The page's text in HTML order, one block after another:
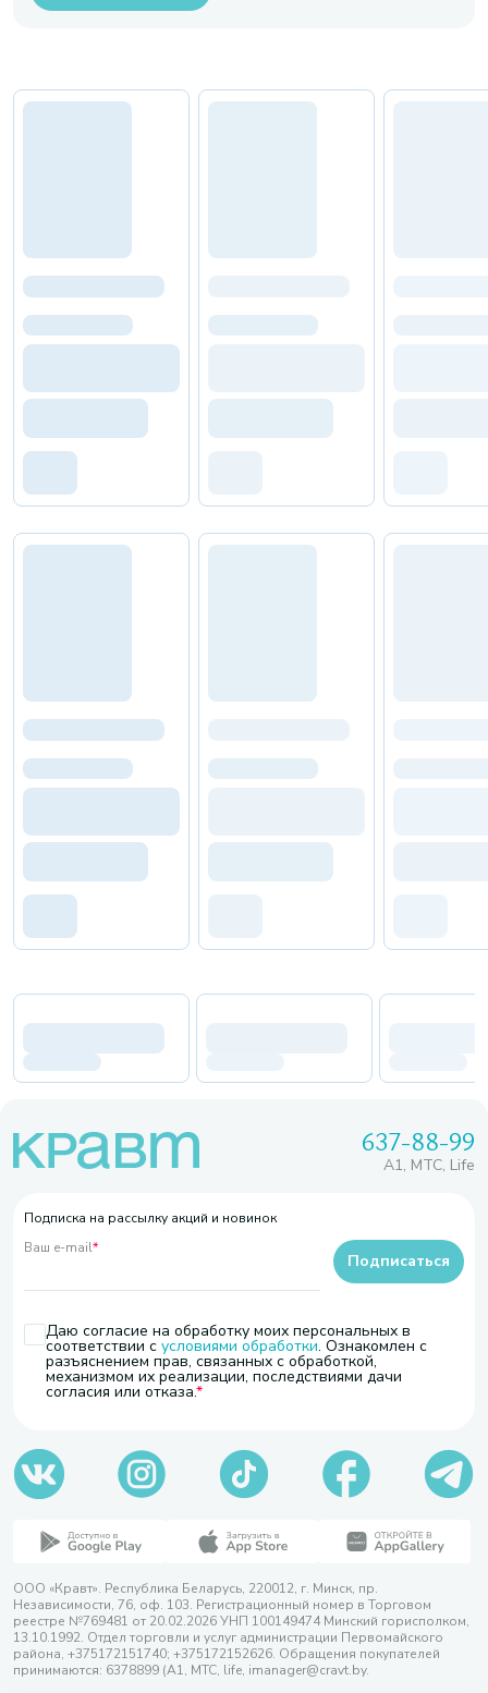
637-88-99
A1, МТС, Life
Подписка на рассылку акций и новинок
Ваш e-mail*
Даю согласие на обработку моих персональных в
соответствии с условиями обработки. Ознакомлен с
разъяснением прав, связанных с обработкой,
механизмом их реализации, последствиями дачи
согласия или отказа.
Подписаться
ООО «Кравт». Республика Беларусь, 220012, г. Минск, пр.
Независимости, 76, оф. 103. Регистрационный номер в Торговом
реестре №769481 от 20.02.2026 УНП 100149474 Минский горисполком,
13.10.1992. Отдел торговли и услуг администрации Первомайского
района, +375172151740; +375172152626. Обращения покупателей
принимаются: 6378899 (А1, МТС, life, imanager@cravt.by.